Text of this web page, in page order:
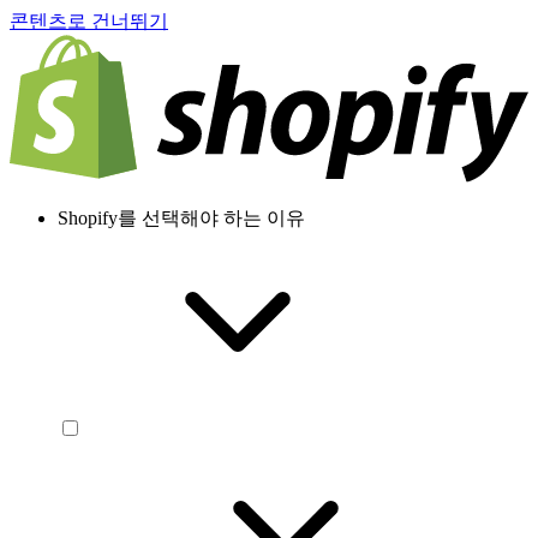
콘텐츠로 건너뛰기
Shopify를 선택해야 하는 이유